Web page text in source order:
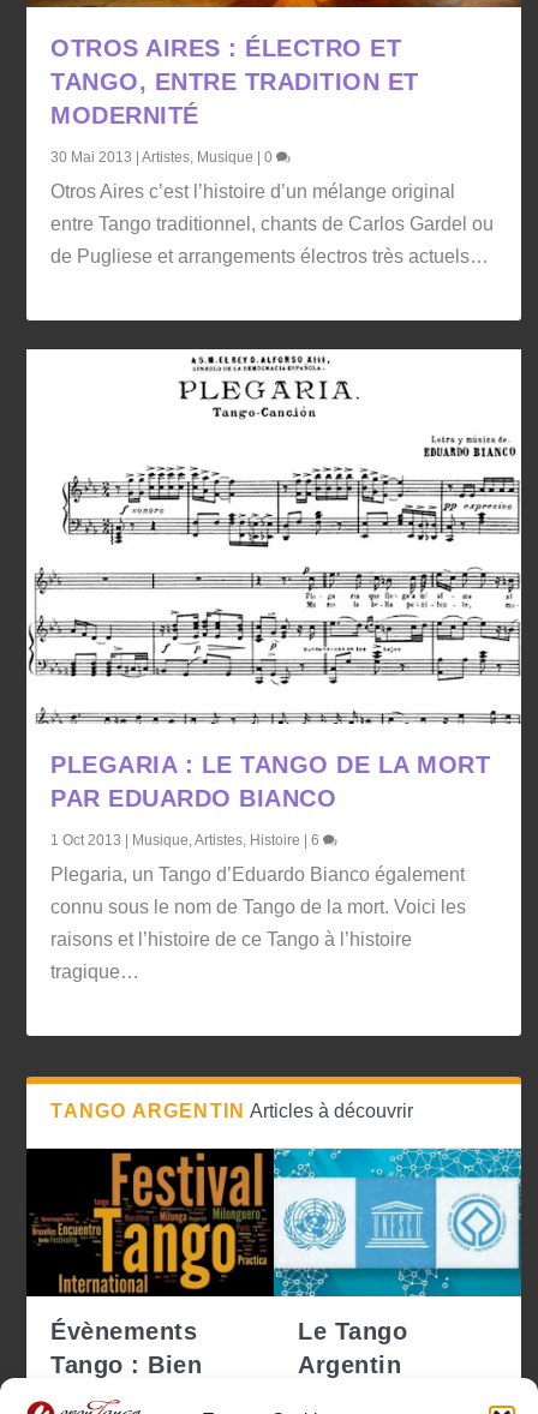
OTROS AIRES : ÉLECTRO ET
TANGO, ENTRE TRADITION ET
MODERNITÉ
30 Mai 2013 |Artistes Musique |0
Otros Aires c’est l’histoire d’un mélange original
entre Tango traditionnel, chants de Carlos Gardel ou
de Pugliese et arrangements électros très actuels…
PLEGARIA : LE TANGO DE LA MORT
PAR EDUARDO BIANCO
1 Oct 2013 | Musique ,Artistes Histoire |6
Plegaria, un Tango d’Eduardo Bianco également
connu sous le nom de Tango de la mort. Voici les
raisons et l’histoire de ce Tango à l’histoire
tragique…
TANGO ARGENTIN Articles à découvrir
Évènements
Tango : Bien
choisir pour ne
Le Tango
Argentin